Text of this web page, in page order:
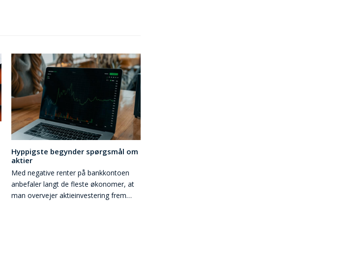
Hyppigste begynder spørgsmål om
aktier
Med negative renter på bankkontoen
anbefaler langt de fleste økonomer, at
man overvejer aktieinvestering frem…